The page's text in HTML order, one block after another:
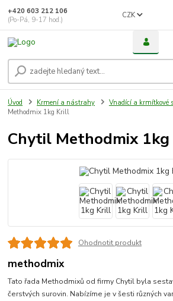
CZK
+420 603 212 106
(Po-Pá, 9-17 hod.)
Úvod Krmení a nástrahy Vnadící a krmítkové
Methodmix 1kg Krill
Chytil Methodmix
Ohodnotit produkt
methodmix
Tato řada Methodmixů od firmy Chytil byla
čerstvých surovin. Nabízíme je v šesti různých